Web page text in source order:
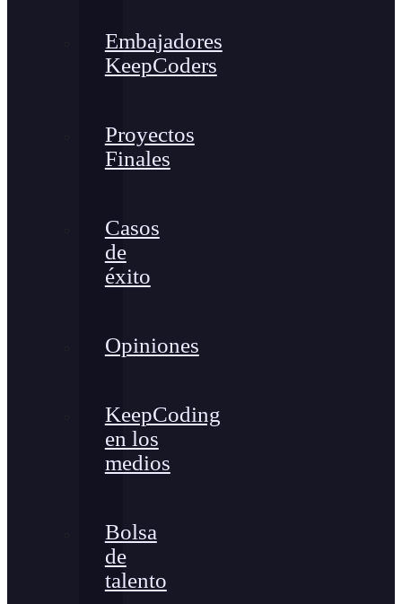
Embajadores
KeepCoders
Proyectos
Finales
Casos
de
éxito
Opiniones
KeepCoding
en los
medios
Bolsa
de
talento